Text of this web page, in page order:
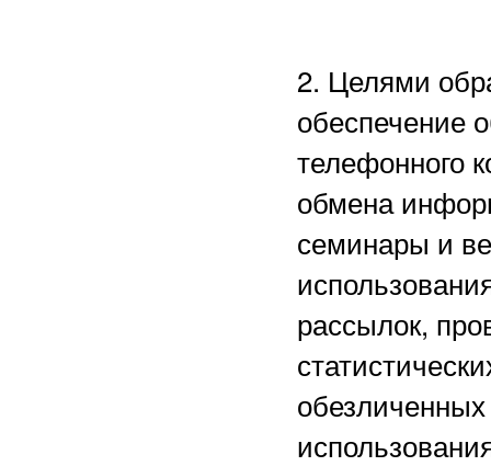
2. Целями
обеспечение
телефонного
обмена
семинары и
рассылок,